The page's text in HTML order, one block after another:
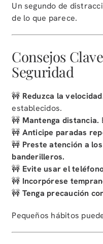
Un segundo de
de lo que parece.
Consejos
Seguridad
🚧 Reduzca la
establecidos.
🚧 Mantenga distancia.
🚧 Anticipe paradas
🚧 Preste atención a
banderilleros.
🚧 Evite usar el
🚧 Incorpórese
🚧 Tenga precaución
Pequeños hábitos